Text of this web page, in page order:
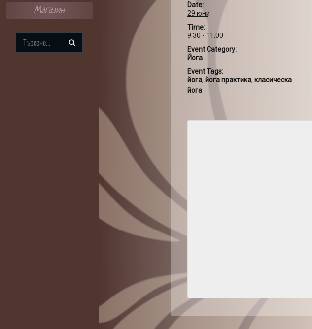
Магазин
Search
for:
Date:
29 юни
Time:
9:30 - 11:00
Event Category:
Йога
Event Tags:
йога, йога практика, класическа
йога